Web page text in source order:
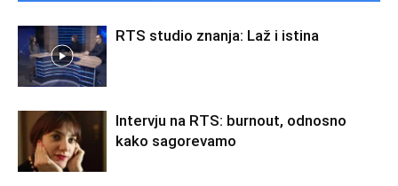
RTS studio znanja: Laž i istina
Intervju na RTS: burnout, odnosno
kako sagorevamo